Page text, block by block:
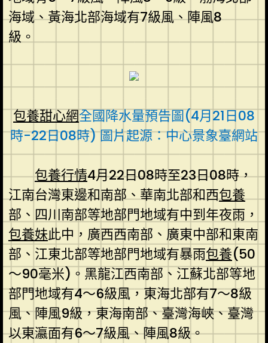
海域、黃海北部海域有7級風、陣風8
級。
包養甜心網全國降水量預告圖(4月21日08
時-22日08時) 圖片起源：中心景象臺網站
包養行情4月22日08時至23日08時，
江南台灣東邊和南部、華南北部和西包養
部、四川南部等地部門地域有中到年夜雨，
包養妹此中，廣西西南部、廣東中部和東南
部、江東北部等地部門地域有暴雨包養(50
～90毫米)。黑龍江西南部、江蘇北部等地
部門地域有4～6級風，東海北部有7～8級
風、陣風9級，東海南部、臺灣海峽、臺灣
以東瀛面有6～7級風、陣風8級。